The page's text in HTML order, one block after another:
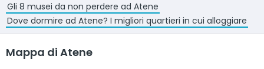
Gli 8 musei da non perdere ad Atene
Dove dormire ad Atene? I migliori quartieri in cui alloggiare
Mappa di Atene